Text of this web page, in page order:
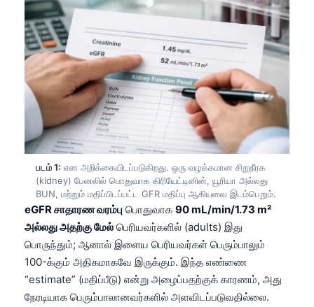
படம் 1: என அறிக்கையிடப்படுகிறது. ஒரு வழக்கமான சிறுநீரக
(kidney) பேனலில் பொதுவாக கிரியேட்டினின், யூரியா அல்லது
BUN, மற்றும் மதிப்பிடப்பட்ட GFR மதிப்பு ஆகியவை இடம்பெறும்.
eGFR சாதாரண வரம்பு பொதுவாக 90 mL/min/1.73 m²
அல்லது அதற்கு மேல் பெரியவர்களில் (adults) இது
பொருந்தும்; ஆனால் இளைய பெரியவர்கள் பெரும்பாலும்
100-க்கும் அதிகமாகவே இருக்கும். இந்த எண்ணை
“estimate” (மதிப்பீடு) என்று அழைப்பதற்குக் காரணம், அது
நேரடியாக பெரும்பாலானவர்களில் அளவிடப்படுவதில்லை.